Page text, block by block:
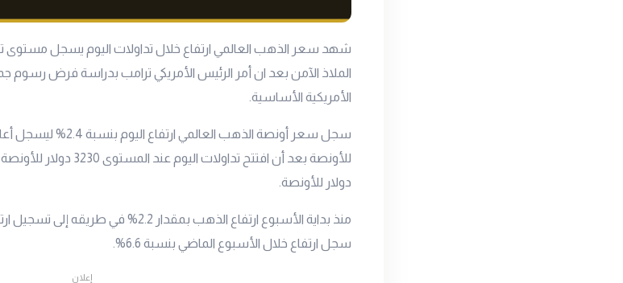
شهد سعر الذهب العالمي ارتفاع خلال تداولات اليوم يسجل مستوى
الملاذ الآمن بعد ان أمر الرئيس الأمريكي ترامب بدراسة فرض رسوم
الأمريكية الأساسية.
دولار للأونصة.
منذ بداية الأسبوع ارتفاع الذهب بمقدار
سجل ارتفاع خلال الأسبوع الماضي بنسبة 6.6%.
إعلان